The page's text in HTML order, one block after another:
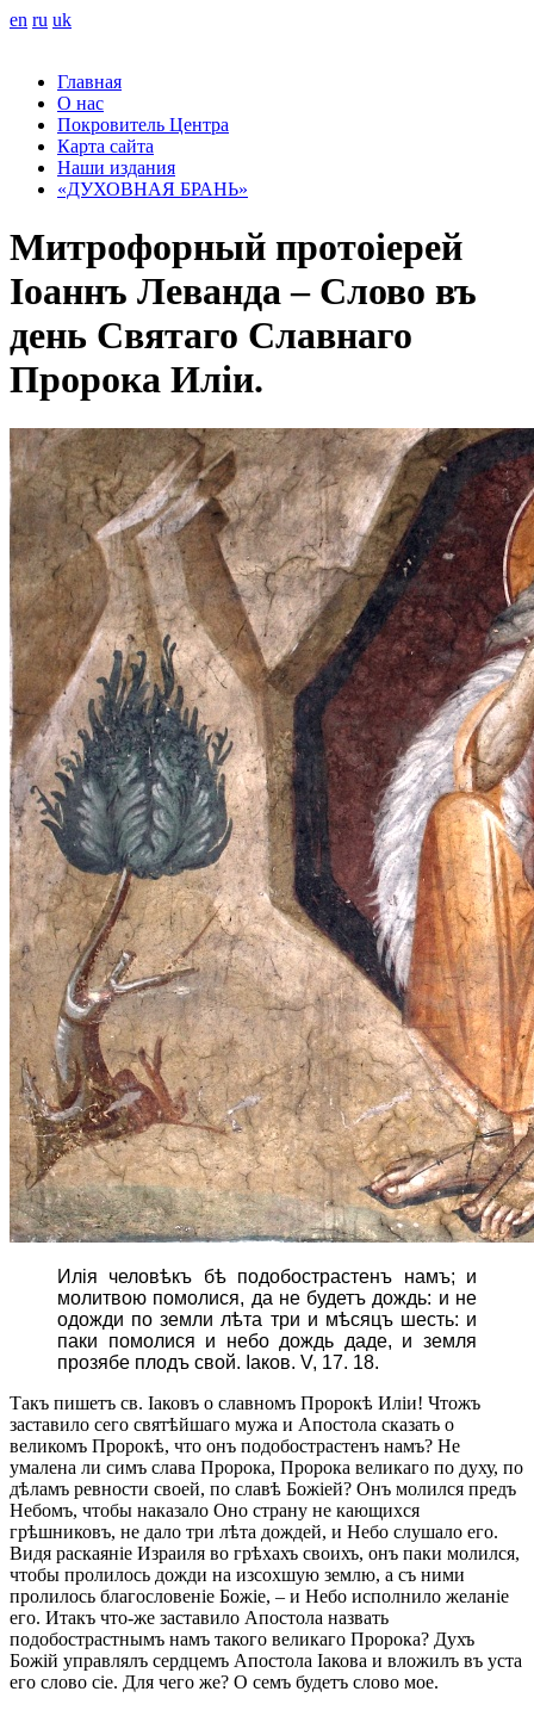
en ru uk
Главная
О нас
Покровитель Центра
Карта сайта
Наши издания
«ДУХОВНАЯ БРАНЬ»
Митрофорный протоіерей
Іоаннъ Леванда – Слово въ
день Святаго Славнаго
Пророка Иліи.
Илія человѣкъ бѣ подобострастенъ намъ; и
молитвою помолися, да не будетъ дождь: и не
одожди по земли лѣта три и мѣсяцъ шесть: и
паки помолися и небо дождь даде, и земля
прозябе плодъ свой. Іаков. V, 17. 18.
Такъ пишетъ св. Іаковъ о славномъ Пророкѣ Иліи! Чтожъ
заставило сего святѣйшаго мужа и Апостола сказать о
великомъ Пророкѣ, что онъ подобострастенъ намъ? Не
умалена ли симъ слава Пророка, Пророка великаго по духу, по
дѣламъ ревности своей, по славѣ Божіей? Онъ молился предъ
Небомъ, чтобы наказало Оно страну не кающихся
грѣшниковъ, не дало три лѣта дождей, и Небо слушало его.
Видя раскаяніе Израиля во грѣхахъ своихъ, онъ паки молился,
чтобы пролилось дожди на изсохшую землю, а съ ними
пролилось благословеніе Божіе, – и Небо исполнило желаніе
его. Итакъ что-же заставило Апостола назвать
подобострастнымъ намъ такого великаго Пророка? Духъ
Божій управлялъ сердцемъ Апостола Іакова и вложилъ въ уста
его слово сіе. Для чего же? О семъ будетъ слово мое.